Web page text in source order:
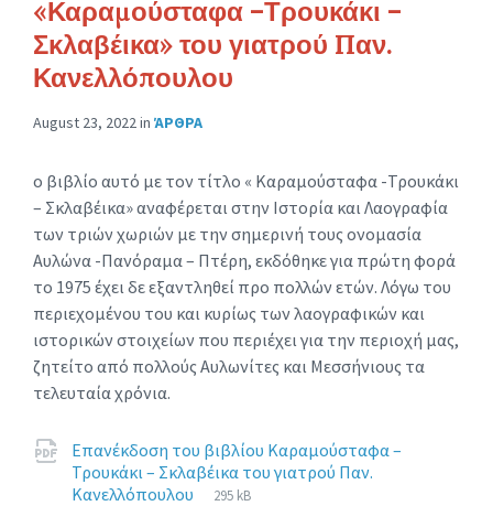
«Καραμούσταφα –Τρουκάκι –
Σκλαβέικα» του γιατρού Παν.
Κανελλόπουλου
August 23, 2022in ΆΡΘΡΑ
ο βιβλίο αυτό με τον τίτλο « Καραμούσταφα -Τρουκάκι
– Σκλαβέικα» αναφέρεται στην Ιστορία και Λαογραφία
των τριών χωριών με την σημερινή τους ονομασία
Αυλώνα -Πανόραμα – Πτέρη, εκδόθηκε για πρώτη φορά
το 1975 έχει δε εξαντληθεί προ πολλών ετών. Λόγω του
περιεχομένου του και κυρίως των λαογραφικών και
ιστορικών στοιχείων που περιέχει για την περιοχή μας,
ζητείτο από πολλούς Αυλωνίτες και Μεσσήνιους τα
τελευταία χρόνια.
Attachments
Επανέκδοση του βιβλίου Καραμούσταφα –
Τρουκάκι – Σκλαβέικα του γιατρού Παν.
Κανελλόπουλου
File
pdf
File
295 kB